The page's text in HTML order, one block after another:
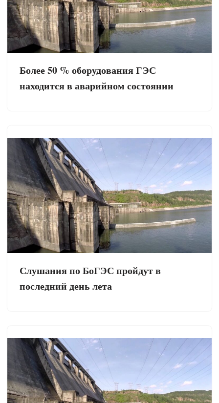
Более 50 % оборудования ГЭС
находится в аварийном состоянии
Слушания по БоГЭС пройдут в
последний день лета